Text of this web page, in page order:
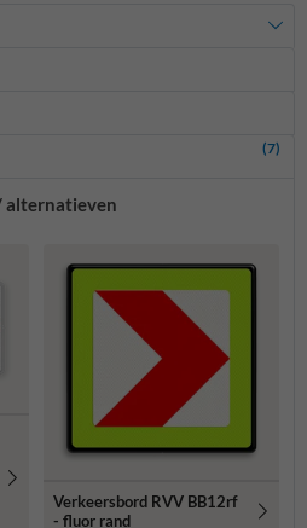
(7)
alternatieven
Verkeersbord RVV BB12rf
- fluor rand